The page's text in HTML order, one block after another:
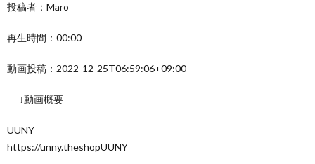
投稿者：Maro
再生時間：00:00
動画投稿：2022-12-25T06:59:06+09:00
—-↓動画概要—-
UUNY
https://unny.theshopUUNY